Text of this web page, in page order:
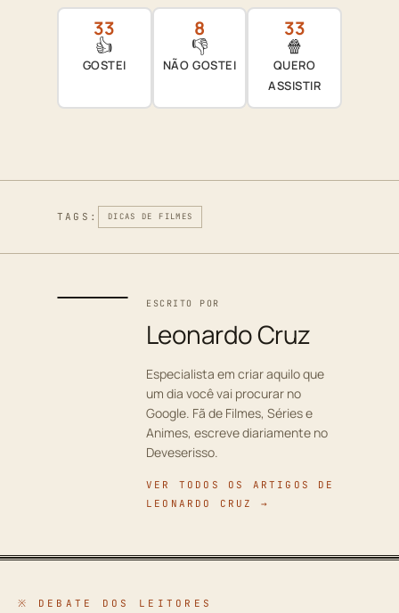
33
👍
GOSTEI
8
👎
NÃO GOSTEI
33
🍿
QUERO
ASSISTIR
TAGS: DICAS DE FILMES
ESCRITO POR
Leonardo Cruz
Especialista em criar aquilo que
um dia você vai procurar no
Google. Fã de Filmes, Séries e
Animes, escreve diariamente no
Deveserisso.
VER TODOS OS ARTIGOS DE
LEONARDO CRUZ →
※ DEBATE DOS LEITORES